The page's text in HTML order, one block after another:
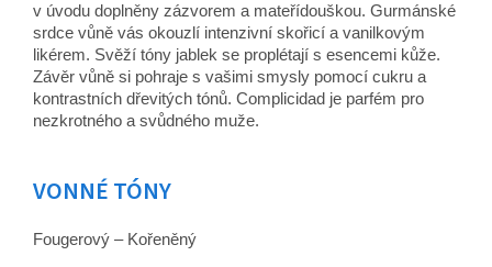
v úvodu doplněny zázvorem a mateřídouškou. Gurmánské
srdce vůně vás okouzlí intenzivní skořicí a vanilkovým
likérem. Svěží tóny jablek se proplétají s esencemi kůže.
Závěr vůně si pohraje s vašimi smysly pomocí cukru a
kontrastních dřevitých tónů. Complicidad je parfém pro
nezkrotného a svůdného muže.
VONNÉ TÓNY
Fougerový – Kořeněný